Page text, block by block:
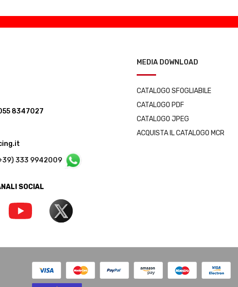
8347027
333 9942009
SOCIAL
MEDIA DOWNLOAD
CATALOGO SFOGLIABILE
CATALOGO PDF
CATALOGO JPEG
ACQUISTA IL CATALOGO MCR